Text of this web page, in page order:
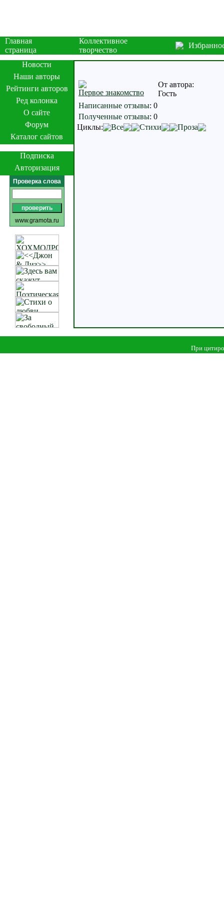
Главная
страница
Коллективное
творчество
Новости
Наши авторы
Рейтинги авторов
Ред колонка
О сайте
Форум
Каталог сайтов
Подписка
Авторизация
Проверка слова
www.gramota.ru
Первое знакомство
От автора:
Гость
Написанные отзывы: 0
Полученные отзывы: 0
Циклы:
Все Стихи Проза
При